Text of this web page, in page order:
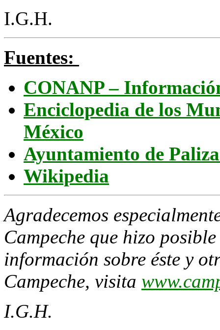
I.G.H.
Fuentes:
CONANP –
Enciclopedia de los
México
Ayuntamiento de
Wikipedia
Agradecemos
Campeche que hizo
información sobre éste y
Campeche, visita
I.G.H.